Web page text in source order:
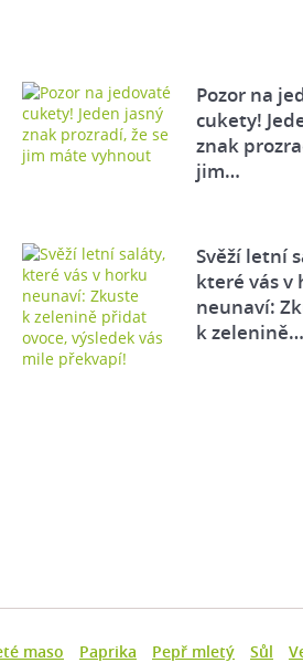
Pozor na
cukety!
znak
jim…
Svěží letní
které vás v
neunaví:
k zelenině…
maso Paprika Pepř mletý Sůl